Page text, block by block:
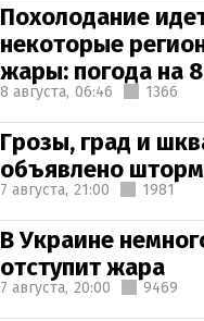
Похолодание
некоторые
жары: погода на 8
8 августа, 06:46 1366
Грозы, град и
объявлено
7 августа, 21:00 1981
В Украине
отступит жара
7 августа, 20:00 9469